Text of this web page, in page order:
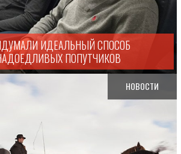
ИДЕАЛЬНЫЙ СПОСОБ
ПОПУТЧИКОВ
НОВОСТИ